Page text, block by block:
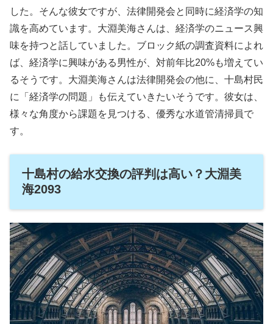
した。そんな彼女ですが、法律開発会と同時に経済学の知
識を高めています。大淵美海さんは、経済学のニュース興
味を持つと話していました。ブロック紙の調査資料によれ
ば、経済学に興味がある男性が、対前年比20%も増えてい
るそうです。大淵美海さんは法律開発会の他に、十島村民
に「経済学の問題」も伝えていきたいそうです。彼女は、
様々な角度から課題を見つける、優秀な水道管清掃員で
す。
十島村の給水交換の評判は高い？大淵美
海2093